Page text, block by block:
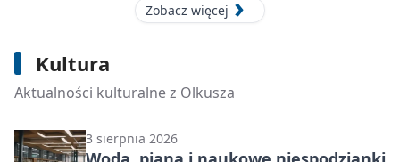
Zobacz więcej
Kultura
Aktualności kulturalne z Olkusza
W Olkuszu środy zamieniają bibliotekę
w krainę pełną gier
3 sierpnia 2026